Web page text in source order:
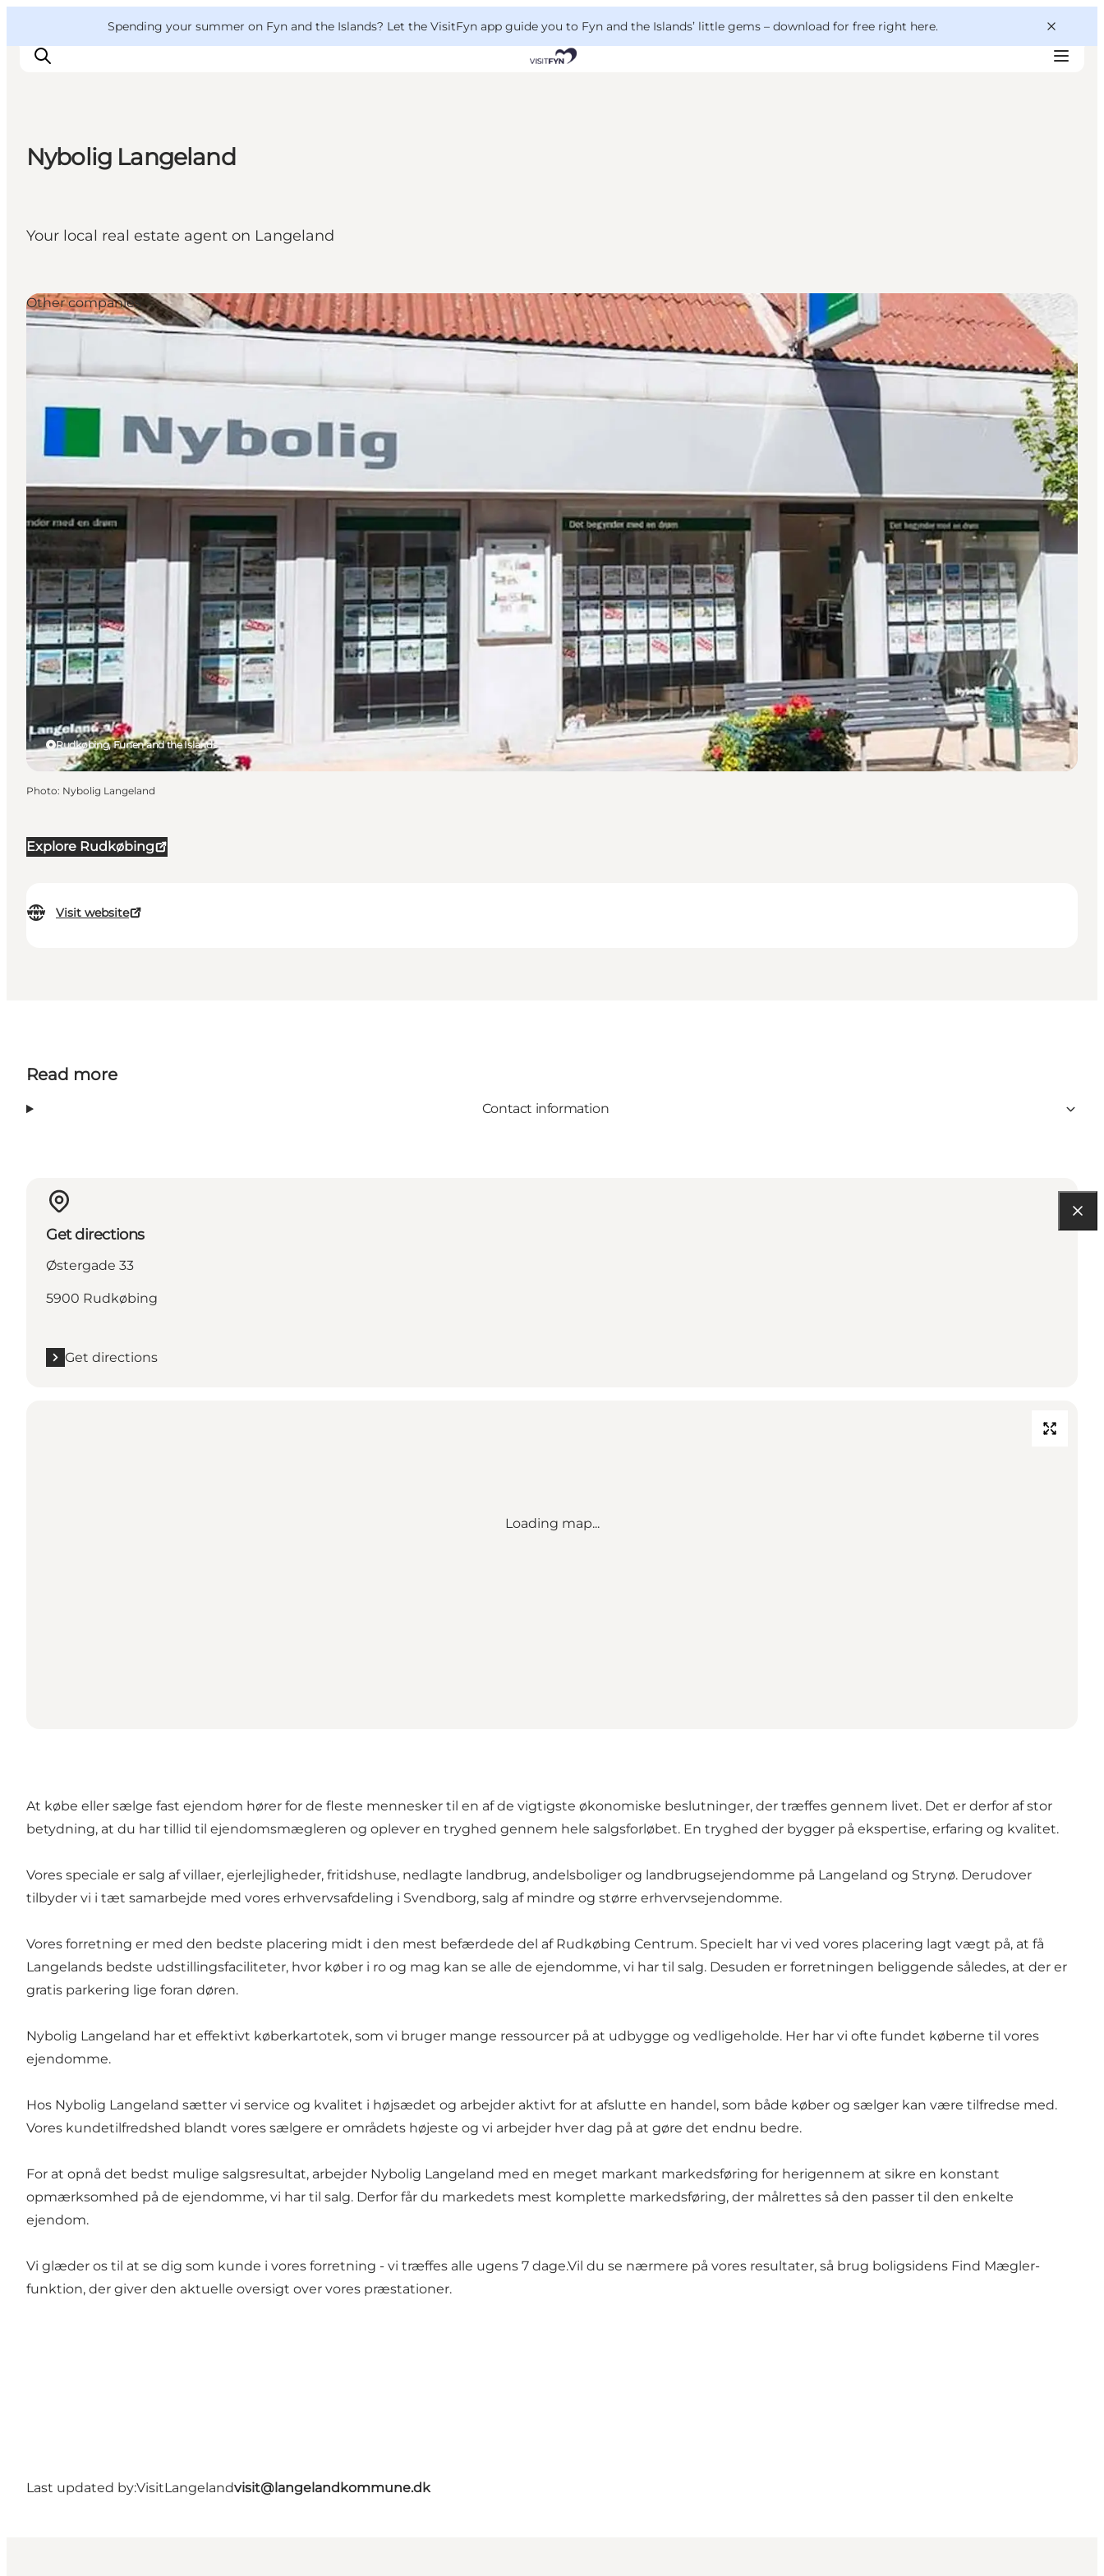
Spending your summer on Fyn and the Islands? Let the VisitFyn app guide you to Fyn and the Islands’ little gems – download for free right here.
Where to eat
Nybolig Langeland
Your local real estate agent on Langeland
Explore Rudkøbing
Visit website
Rudkøbing, Funen and the Islands
Other companies
Photo: Nybolig Langeland
Read more
Contact information
Get directions
Østergade 33
5900 Rudkøbing
Get directions
Loading map...
At købe eller sælge fast ejendom hører for de fleste mennesker til en af de vigtigste økonomiske beslutninger, der træffes gennem livet. Det er derfor af stor
betydning, at du har tillid til ejendomsmægleren og oplever en tryghed gennem hele salgsforløbet. En tryghed der bygger på ekspertise, erfaring og kvalitet.
Vores speciale er salg af villaer, ejerlejligheder, fritidshuse, nedlagte landbrug, andelsboliger og landbrugsejendomme på Langeland og Strynø. Derudover
tilbyder vi i tæt samarbejde med vores erhvervsafdeling i Svendborg, salg af mindre og større erhvervsejendomme.
Vores forretning er med den bedste placering midt i den mest befærdede del af Rudkøbing Centrum. Specielt har vi ved vores placering lagt vægt på, at få
Langelands bedste udstillingsfaciliteter, hvor køber i ro og mag kan se alle de ejendomme, vi har til salg. Desuden er forretningen beliggende således, at der er
gratis parkering lige foran døren.
Nybolig Langeland har et effektivt køberkartotek, som vi bruger mange ressourcer på at udbygge og vedligeholde. Her har vi ofte fundet køberne til vores
ejendomme.
Hos Nybolig Langeland sætter vi service og kvalitet i højsædet og arbejder aktivt for at afslutte en handel, som både køber og sælger kan være tilfredse med.
Vores kundetilfredshed blandt vores sælgere er områdets højeste og vi arbejder hver dag på at gøre det endnu bedre.
For at opnå det bedst mulige salgsresultat, arbejder Nybolig Langeland med en meget markant markedsføring for herigennem at sikre en konstant
opmærksomhed på de ejendomme, vi har til salg. Derfor får du markedets mest komplette markedsføring, der målrettes så den passer til den enkelte
ejendom.
Vi glæder os til at se dig som kunde i vores forretning - vi træffes alle ugens 7 dage.Vil du se nærmere på vores resultater, så brug boligsidens Find Mægler-
funktion, der giver den aktuelle oversigt over vores præstationer.
Last updated by:VisitLangelandvisit@langelandkommune.dk